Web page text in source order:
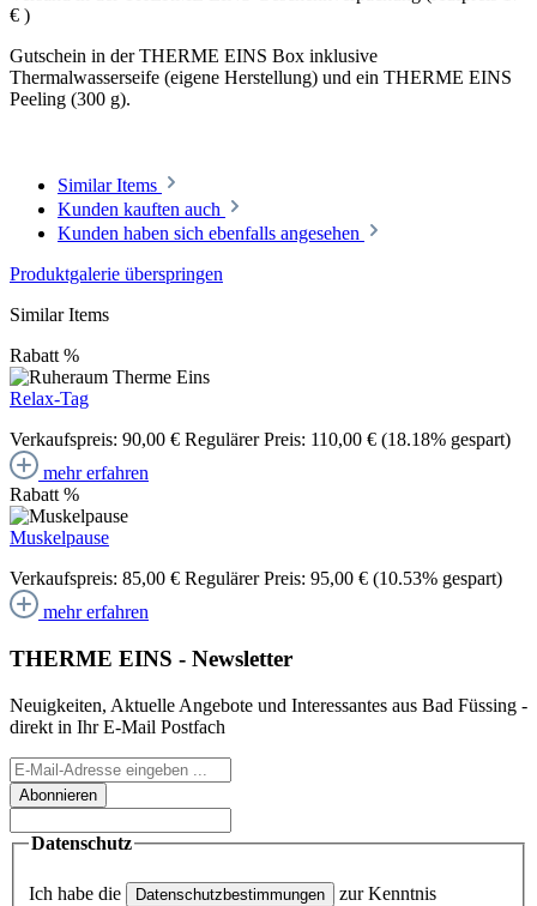
€ )
Gutschein in der THERME EINS Box inklusive
Thermalwasserseife (eigene Herstellung) und ein THERME EINS
Peeling (300 g).
Similar Items
Kunden kauften auch
Kunden haben sich ebenfalls angesehen
Produktgalerie überspringen
Similar Items
Rabatt %
Relax-Tag
Verkaufspreis: 90,00 € Regulärer Preis: 110,00 € (18.18% gespart)
mehr erfahren
Rabatt %
Muskelpause
Verkaufspreis: 85,00 € Regulärer Preis: 95,00 € (10.53% gespart)
mehr erfahren
THERME EINS - Newsletter
Neuigkeiten, Aktuelle Angebote und Interessantes aus Bad Füssing -
direkt in Ihr E-Mail Postfach
Abonnieren
Datenschutz
Ich habe die Datenschutzbestimmungen
zur Kenntnis